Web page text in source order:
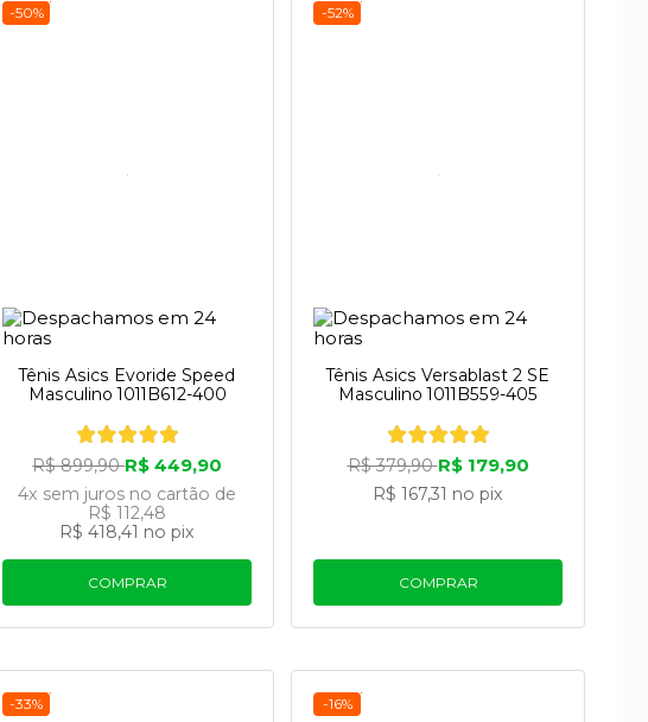
-50%
Tênis Asics Evoride Speed
Masculino 1011B612-400
R$ 899,90R$ 449,90
4x sem juros no cartão de
R$ 112,48
R$ 418,41 no pix
COMPRAR
-52%
Tênis Asics Versablast 2 SE
Masculino 1011B559-405
R$ 379,90R$ 179,90
R$ 167,31 no pix
COMPRAR
-33% -16%